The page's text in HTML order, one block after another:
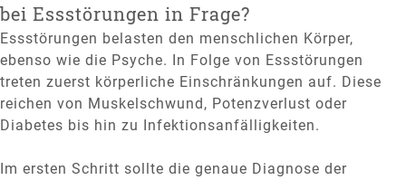
bei Essstörungen in Frage?
Essstörungen belasten den menschlichen Körper,
ebenso wie die Psyche. In Folge von Essstörungen
treten zuerst körperliche Einschränkungen auf. Diese
reichen von Muskelschwund, Potenzverlust oder
Diabetes bis hin zu Infektionsanfälligkeiten.
Im ersten Schritt sollte die genaue Diagnose der